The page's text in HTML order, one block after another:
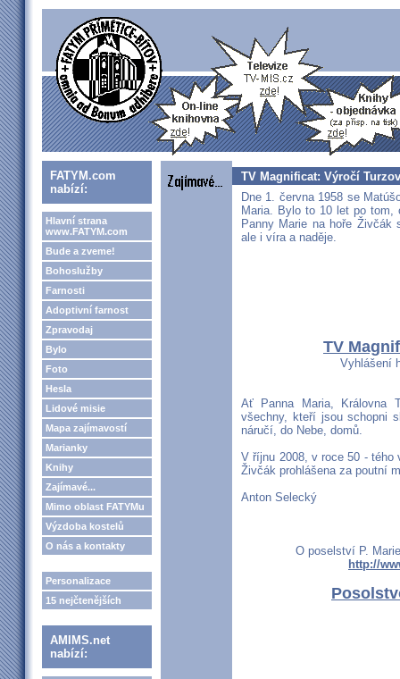
FATYM.com
nabízí:
Hlavní strana
www.FATYM.com
Bude a zveme!
Bohoslužby
Farnosti
Adoptivní farnost
Zpravodaj
Bylo
Foto
Hesla
Lidové misie
Mapa zajímavostí
Marianky
Knihy
Zajímavé...
Mimo oblast FATYMu
Výzdoba kostelů
O nás a kontakty
Personalizace
15 nejčtenějších
AMIMS.net
nabízí:
TV Magnificat: Výročí
Dne 1. června 1958 se
Maria. Bylo to 10 let po
Panny Marie na hoře Živčák
ale i víra a naděje.
TV
Vyhlášení
Ať Panna Maria, Královna
všechny, kteří jsou schopni
náručí, do Nebe, domů.
V říjnu 2008, v roce 50 -
Živčák prohlášena za poutní
Anton Selecký
O poselství P.
http://